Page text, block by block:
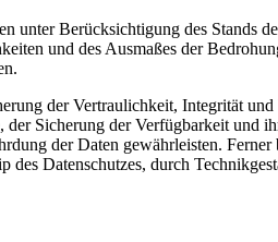
unter Berücksichtigung des Stands
und des Ausmaßes der
der Vertraulichkeit, Integrität
Sicherung der Verfügbarkeit und
der Daten gewährleisten.
des Datenschutzes, durch